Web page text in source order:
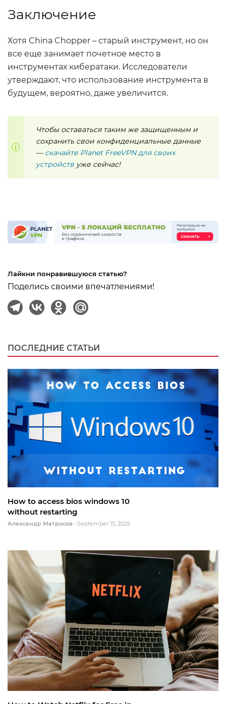
Заключение
Хотя China Chopper – старый инструмент, но он
все еще занимает почетное место в
инструментах кибератаки. Исследователи
утверждают, что использование инструмента в
будущем, вероятно, даже увеличится.
Чтобы оставаться таким же защищенным и
сохранить свои конфиденциальные данные
— скачайте Planet FreeVPN для своих
устройств уже сейчас!
Лайкни понравившуюся статью?
Поделись своими впечатлениями!
ПОСЛЕДНИЕ СТАТЬИ
How to access bios windows 10
without restarting
Александр Матросов • September 15, 2025